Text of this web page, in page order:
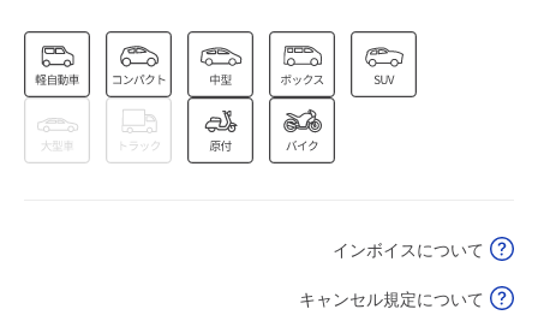
8月17日 (月) 休
8月18日 (火)
0:00～24:00
¥2,500
0:00～24:00
空き1
インボイスについて
キャンセル規定について